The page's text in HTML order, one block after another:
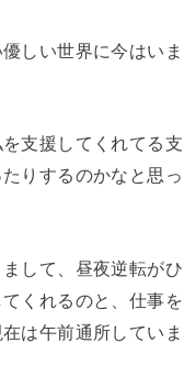
しい世界に今はいま
支援してくれてる支
りするのかなと思っ
して、昼夜逆転がひ
くれるのと、仕事を
は午前通所していま